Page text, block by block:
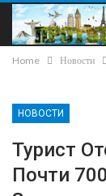
Home Новости
НОВОСТИ
Турист
Почти